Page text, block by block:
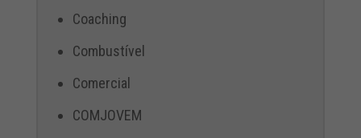
Coaching
Combustível
Comercial
COMJOVEM